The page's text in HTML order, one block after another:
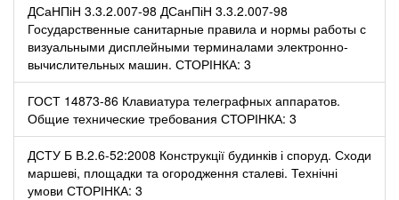
ДСаНПіН 3.3.2.007-98 ДСанПіН 3.3.2.007-98
Государственные санитарные правила и нормы работы с
визуальными дисплейными терминалами электронно-
вычислительных машин. СТОРІНКА: 3
ГОСТ 14873-86 Клавиатура телеграфных аппаратов.
Общие технические требования СТОРІНКА: 3
ДСТУ Б В.2.6-52:2008 Конструкції будинків і споруд. Сходи
маршеві, площадки та огородження сталеві. Технічні
умови СТОРІНКА: 3